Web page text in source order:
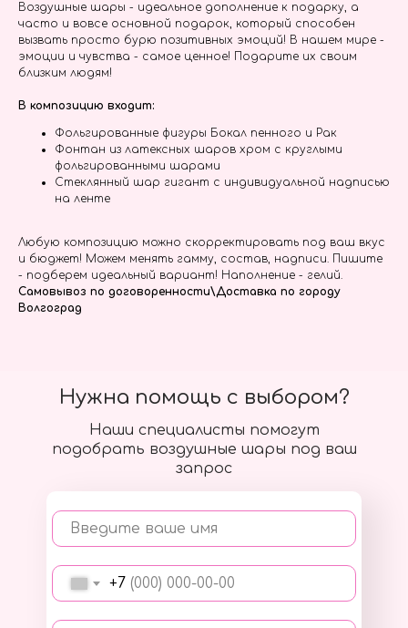
Воздушные шары - идеальное дополнение к подарку, а
часто и вовсе основной подарок, который способен
вызвать просто бурю позитивных эмоций! В нашем мире -
эмоции и чувства - самое ценное! Подарите их своим
близким людям!
В композицию входит:
Фольгированные фигуры Бокал пенного и Рак
Фонтан из латексных шаров хром с круглыми
фольгированными шарами
Стеклянный шар гигант с индивидуальной надписью
на ленте
Любую композицию можно скорректировать под ваш вкус
и бюджет! Можем менять гамму, состав, надписи. Пишите
- подберем идеальный вариант! Наполнение - гелий.
Самовывоз по договоренности\Доставка по городу
Волгоград
Наши специалисты помогут
подобрать воздушные шары под ваш
запрос
Введите ваше имя
+7
Нужна помощь с выбором?